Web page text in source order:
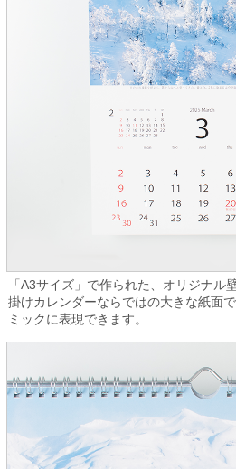
「A3サイズ」で作られた、オリジナル
掛けカレンダーならではの大きな紙面
ミックに表現できます。